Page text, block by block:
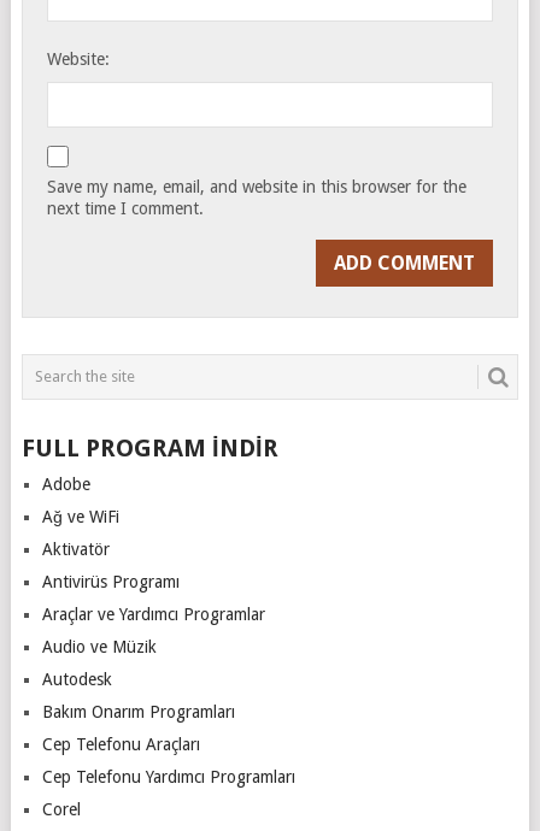
Website:
Save my name, email, and website in this browser for the
next time I comment.
FULL PROGRAM İNDİR
Adobe
Ağ ve WiFi
Aktivatör
Antivirüs Programı
Araçlar ve Yardımcı Programlar
Audio ve Müzik
Autodesk
Bakım Onarım Programları
Cep Telefonu Araçları
Cep Telefonu Yardımcı Programları
Corel